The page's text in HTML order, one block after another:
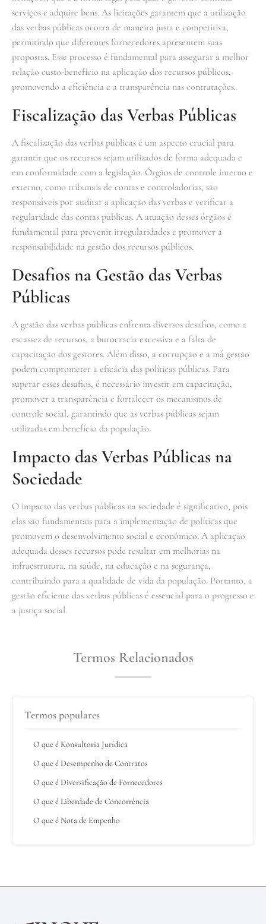
serviços e adquire bens. As licitações garantem que a utilização
das verbas públicas ocorra de maneira justa e competitiva,
permitindo que diferentes fornecedores apresentem suas
propostas. Esse processo é fundamental para assegurar a melhor
relação custo-benefício na aplicação dos recursos públicos,
promovendo a eficiência e a transparência nas contratações.
Fiscalização das Verbas Públicas
A fiscalização das verbas públicas é um aspecto crucial para
garantir que os recursos sejam utilizados de forma adequada e
em conformidade com a legislação. Órgãos de controle interno e
externo, como tribunais de contas e controladorias, são
responsáveis por auditar a aplicação das verbas e verificar a
regularidade das contas públicas. A atuação desses órgãos é
fundamental para prevenir irregularidades e promover a
responsabilidade na gestão dos recursos públicos.
Desafios na Gestão das Verbas
Públicas
A gestão das verbas públicas enfrenta diversos desafios, como a
escassez de recursos, a burocracia excessiva e a falta de
capacitação dos gestores. Além disso, a corrupção e a má gestão
podem comprometer a eficácia das políticas públicas. Para
superar esses desafios, é necessário investir em capacitação,
promover a transparência e fortalecer os mecanismos de
controle social, garantindo que as verbas públicas sejam
utilizadas em benefício da população.
Impacto das Verbas Públicas na
Sociedade
O impacto das verbas públicas na sociedade é significativo, pois
elas são fundamentais para a implementação de políticas que
promovem o desenvolvimento social e econômico. A aplicação
adequada desses recursos pode resultar em melhorias na
infraestrutura, na saúde, na educação e na segurança,
contribuindo para a qualidade de vida da população. Portanto, a
gestão eficiente das verbas públicas é essencial para o progresso e
a justiça social.
Termos Relacionados
Termos populares
O que é Konsultoria Jurídica
O que é Desempenho de Contratos
O que é Diversificação de Fornecedores
O que é Liberdade de Concorrência
O que é Nota de Empenho